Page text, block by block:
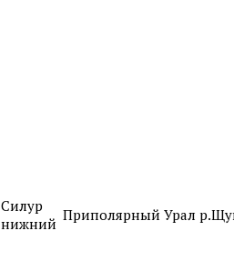
Силур
нижний Приполярный Урал